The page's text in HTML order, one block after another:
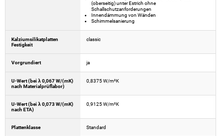
(oberseitig) unter Estrich ohne
Schallschutzanforderungen
Innendämmung von Wänden
Schimmelsanierung
Kalziumsilikatplatten
Festigkeit
classic
Vorgrundiert ja
U-Wert (bei λ 0,067 W/(mK)
nach Materialprüflabor)
0,8375 W/m²K
U-Wert (bei λ 0,073 W/(mK)
nach ETA)
0,9125 W/m²K
Plattenklasse Standard